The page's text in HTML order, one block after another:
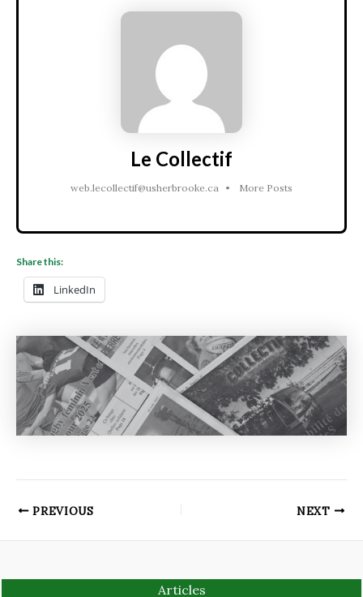
Le Collectif
web.lecollectif@usherbrooke.ca • More Posts
Share this:
LinkedIn
PREVIOUS NEXT
Articles